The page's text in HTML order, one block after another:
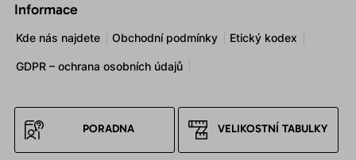
Informace
Kde nás najdete Obchodní podmínky Etický kodex
GDPR – ochrana osobních údajů
PORADNA VELIKOSTNÍ TABULKY